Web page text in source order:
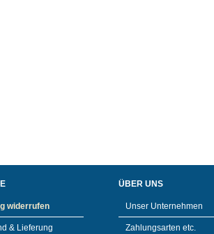
widerrufen
& Lieferung
ÜBER UNS
Unser Unternehmen
Zahlungsarten etc.